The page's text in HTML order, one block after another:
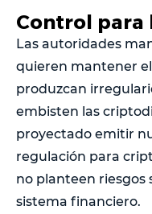
Control para
Las autoridades
quieren mantener
produzcan
embisten las
proyectado emitir
regulación para
no planteen riesgos
sistema financiero.